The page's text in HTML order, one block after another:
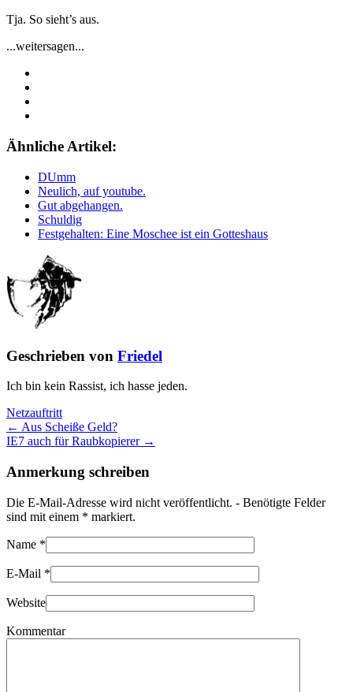
Tja. So sieht’s aus.
...weitersagen...
Ähnliche Artikel:
DUmm
Neulich, auf youtube.
Gut abgehangen.
Schuldig
Festgehalten: Eine Moschee ist ein Gotteshaus
Geschrieben von Friedel
Ich bin kein Rassist, ich hasse jeden.
Netzauftritt
← Aus Scheiße Geld?
IE7 auch für Raubkopierer →
Anmerkung schreiben
Die E-Mail-Adresse wird nicht veröffentlicht. - Benötigte Felder
sind mit einem * markiert.
Name *
E-Mail *
Website
Kommentar